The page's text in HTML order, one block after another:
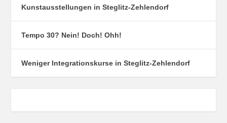
Kunstausstellungen in Steglitz-Zehlendorf
Tempo 30? Nein! Doch! Ohh!
Weniger Integrationskurse in Steglitz-Zehlendorf